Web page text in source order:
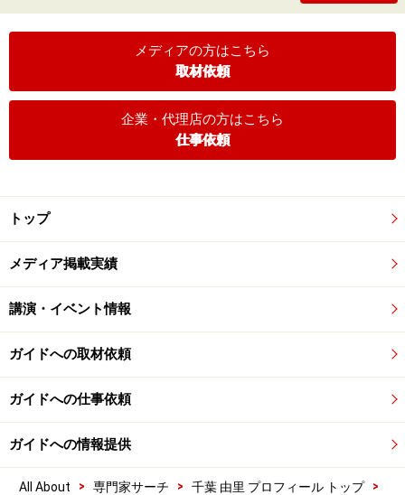
メディアの方はこちら
取材依頼
企業・代理店の方はこちら
仕事依頼
トップ
メディア掲載実績
講演・イベント情報
ガイドへの取材依頼
ガイドへの仕事依頼
ガイドへの情報提供
All About > 専門家サーチ > 千葉 由里 プロフィール トップ
>